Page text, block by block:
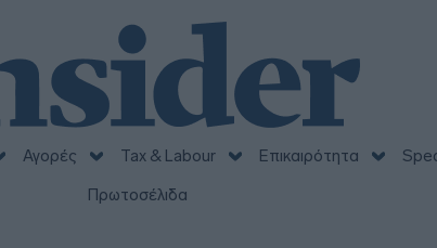
Αγορές Tax & Labour Επικαιρότητα
Πρωτοσέλιδα